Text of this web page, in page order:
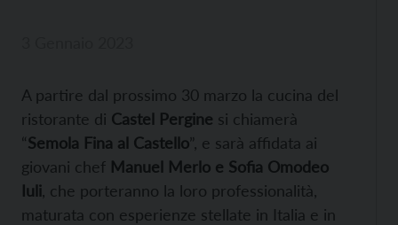
A partire dal prossimo 30 marzo la cucina del
ristorante di Castel Pergine si chiamerà
“Semola Fina al Castello”, e sarà affidata ai
giovani chef Manuel Merlo e Sofia Omodeo
Iuli , che porteranno la loro professionalità,
maturata con esperienze stellate in Italia e in